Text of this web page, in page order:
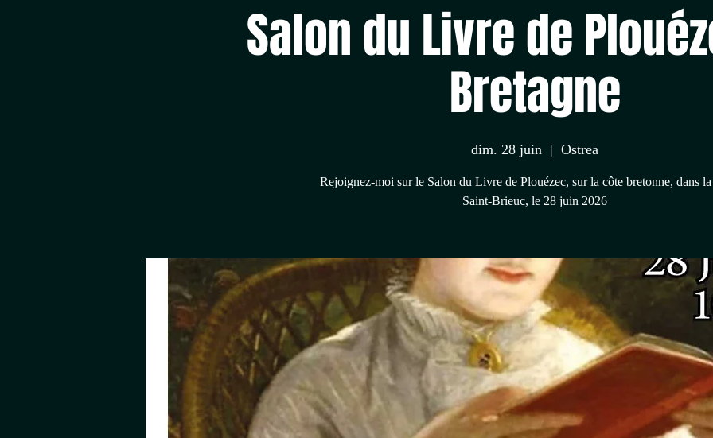
Salon du Livre de
Bretagne
dim. 28 juin
  |
Ostrea
Rejoignez-moi sur le Salon du Livre de Plouézec, sur la côte bretonne, dans la
Saint-Brieuc, le 28 juin 2026